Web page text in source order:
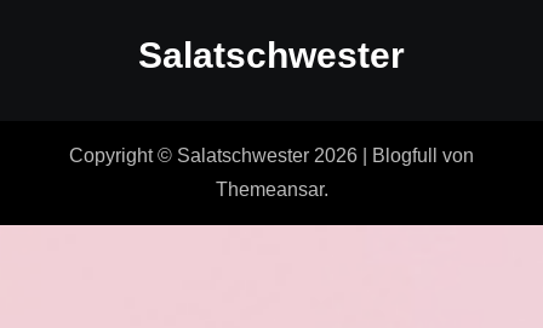
Salatschwester
Copyright © Salatschwester 2026 Blogfull
von
Themeansar.